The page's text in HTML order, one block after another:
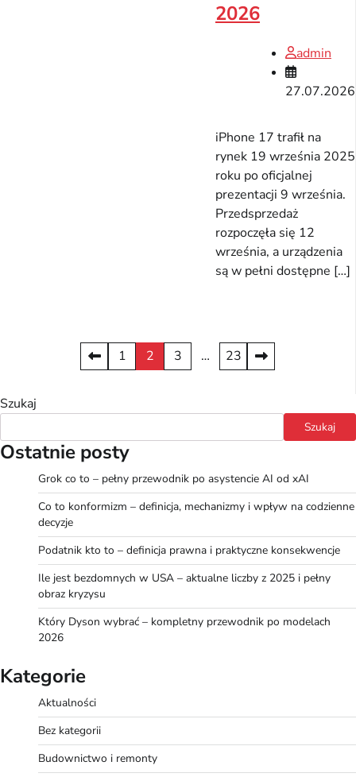
2026
admin
27.07.2026
iPhone 17 trafił na
rynek 19 września 2025
roku po oficjalnej
prezentacji 9 września.
Przedsprzedaż
rozpoczęła się 12
września, a urządzenia
są w pełni dostępne […]
Stronicowanie
1 2 3 … 23
Szukaj
Szukaj
Ostatnie posty
Grok co to – pełny przewodnik po asystencie AI od xAI
Co to konformizm – definicja, mechanizmy i wpływ na codzienne
decyzje
Podatnik kto to – definicja prawna i praktyczne konsekwencje
Ile jest bezdomnych w USA – aktualne liczby z 2025 i pełny
obraz kryzysu
Który Dyson wybrać – kompletny przewodnik po modelach
2026
Kategorie
Aktualności
Bez kategorii
Budownictwo i remonty